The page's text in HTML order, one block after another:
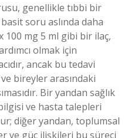
genellikle tıbbi bir
soru aslında daha
100 mg 5 ml gibi bir ilaç,
olmak için
ancak bu tedavi
bireyler arasındaki
Bir yandan sağlık
ve hasta talepleri
diğer yandan, toplumsal
ve güç ilişkileri bu süreci